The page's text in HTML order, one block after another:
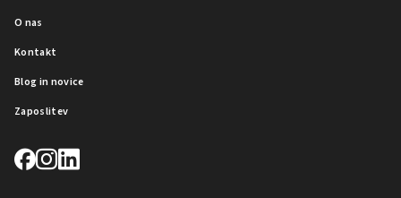
O nas
Kontakt
Blog in novice
Zaposlitev